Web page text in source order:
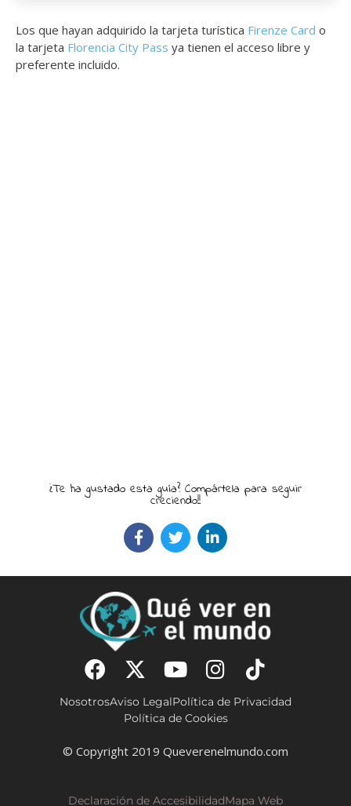
Los que hayan adquirido la tarjeta turística Firenze Card o
la tarjeta Florencia City Pass ya tienen el acceso libre y
preferente incluido.
¿Te ha gustado esta guía? Compártela para seguir
creciendo!!
NosotrosAviso LegalPolítica de Privacidad
Política de Cookies
© Copyright 2019 Queverenelmundo.com
Declaración de AccesibilidadMapa Web